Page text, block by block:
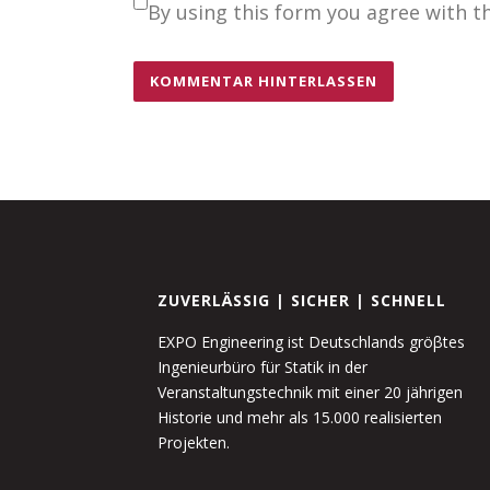
By using this form you agree with
ZUVERLÄSSIG | SICHER | SCHNELL
EXPO Engineering ist Deutschlands gröβtes
Ingenieurbüro für Statik in der
Veranstaltungstechnik mit einer 20 jährigen
Historie und mehr als 15.000 realisierten
Projekten.